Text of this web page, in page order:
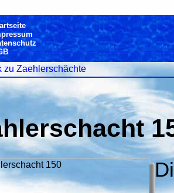
zu Zaehlerschächte